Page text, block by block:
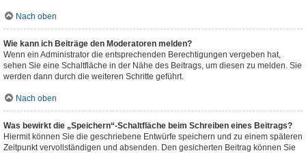
Nach oben
Wie kann ich Beiträge den Moderatoren melden?
Wenn ein Administrator die entsprechenden Berechtigungen vergeben hat,
sehen Sie eine Schaltfläche in der Nähe des Beitrags, um diesen zu melden. Sie
werden dann durch die weiteren Schritte geführt.
Nach oben
Was bewirkt die „Speichern“-Schaltfläche beim Schreiben eines Beitrags?
Hiermit können Sie die geschriebene Entwürfe speichern und zu einem späteren
Zeitpunkt vervollständigen und absenden. Den gesicherten Beitrag können Sie